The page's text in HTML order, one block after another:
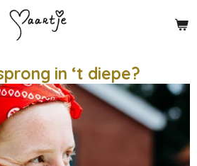
in ‘t diepe?